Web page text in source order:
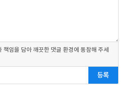
임을 담아 깨끗한 댓글 환경에 동참해 주세
등록